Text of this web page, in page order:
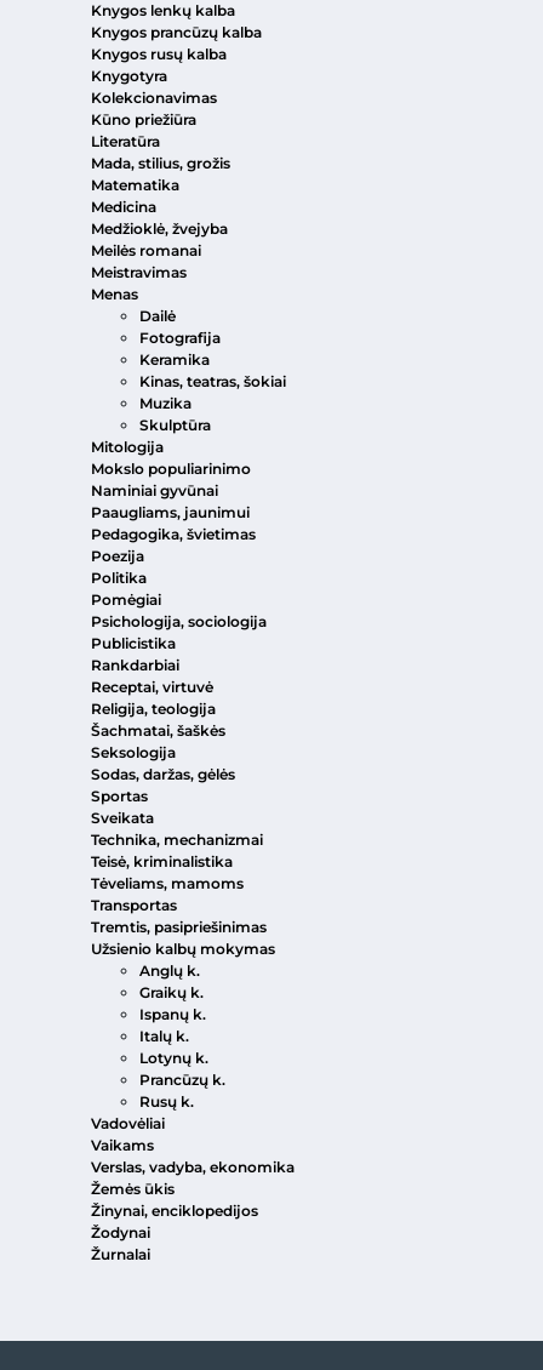
Knygos lenkų kalba
Knygos prancūzų kalba
Knygos rusų kalba
Knygotyra
Kolekcionavimas
Kūno priežiūra
Literatūra
Mada, stilius, grožis
Matematika
Medicina
Medžioklė, žvejyba
Meilės romanai
Meistravimas
Menas
Dailė
Fotografija
Keramika
Kinas, teatras, šokiai
Muzika
Skulptūra
Mitologija
Mokslo populiarinimo
Naminiai gyvūnai
Paaugliams, jaunimui
Pedagogika, švietimas
Poezija
Politika
Pomėgiai
Psichologija, sociologija
Publicistika
Rankdarbiai
Receptai, virtuvė
Religija, teologija
Šachmatai, šaškės
Seksologija
Sodas, daržas, gėlės
Sportas
Sveikata
Technika, mechanizmai
Teisė, kriminalistika
Tėveliams, mamoms
Transportas
Tremtis, pasipriešinimas
Užsienio kalbų mokymas
Anglų k.
Graikų k.
Ispanų k.
Italų k.
Lotynų k.
Prancūzų k.
Rusų k.
Vadovėliai
Vaikams
Verslas, vadyba, ekonomika
Žemės ūkis
Žinynai, enciklopedijos
Žodynai
Žurnalai